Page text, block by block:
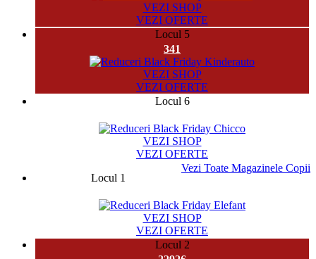
VEZI SHOP
VEZI OFERTE
Locul 5
341
VEZI SHOP
VEZI OFERTE
Locul 6
VEZI SHOP
VEZI OFERTE
Vezi Toate Magazinele Copii
Locul 1
VEZI SHOP
VEZI OFERTE
Locul 2